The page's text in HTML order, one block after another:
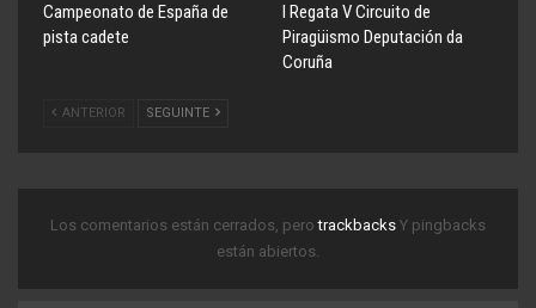
Campeonato de España de
pista cadete
l Regata V Circuito de
Piragüismo Deputación da
Coruña
ANTERIOR SEGUINTE
Los comentarios están cerrados, perotrackbacks Y pingbacks
están abiertos.